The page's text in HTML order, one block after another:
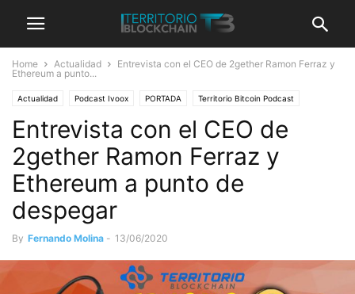
Home Actualidad
Entrevista con el CEO de 2gether Ramon Ferraz y
Ethereum a punto...
Actualidad Podcast Ivoox PORTADA Territorio Bitcoin Podcast
Entrevista con el CEO de
2gether Ramon Ferraz y
Ethereum a punto de
despegar
By Fernando Molina - 13/06/2020